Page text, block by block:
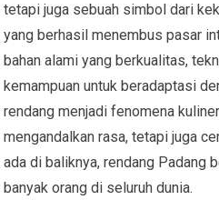
tetapi juga sebuah simbol dari
yang berhasil menembus pasar
bahan alami yang berkualitas,
kemampuan untuk beradaptasi
rendang menjadi fenomena
mengandalkan rasa, tetapi juga
ada di baliknya, rendang Padang
banyak orang di seluruh dunia.